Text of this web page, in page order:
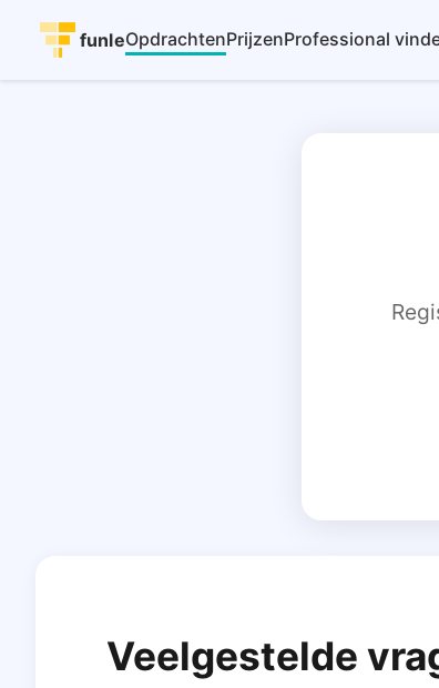
funleOpdrachtenPrijzenProfessional
Veelgestelde